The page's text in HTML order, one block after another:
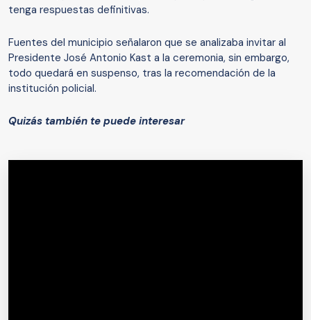
tenga respuestas definitivas.
Fuentes del municipio señalaron que se analizaba invitar al
Presidente José Antonio Kast a la ceremonia, sin embargo,
todo quedará en suspenso, tras la recomendación de la
institución policial.
Quizás también te puede interesar